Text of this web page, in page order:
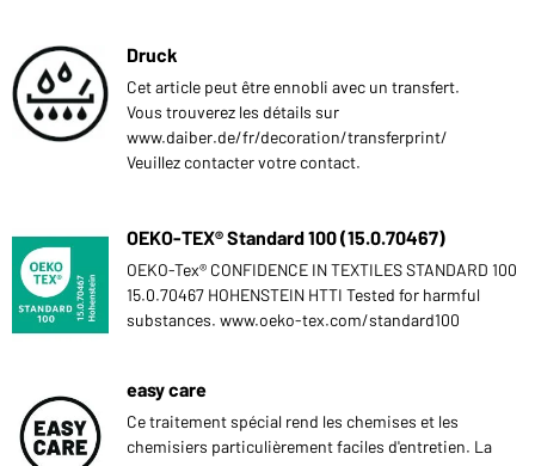
Druck
Cet article peut être ennobli avec un transfert.
Vous trouverez les détails sur
www.daiber.de/fr/decoration/transferprint/
Veuillez contacter votre contact.
OEKO-TEX® Standard 100 (15.0.70467)
OEKO-Tex® CONFIDENCE IN TEXTILES STANDARD 100
15.0.70467 HOHENSTEIN HTTI Tested for harmful
substances. www.oeko-tex.com/standard100
easy care
Ce traitement spécial rend les chemises et les
chemisiers particulièrement faciles d'entretien. La